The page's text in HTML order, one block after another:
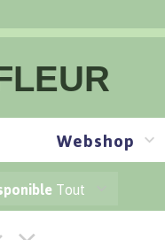
Webshop
Tout